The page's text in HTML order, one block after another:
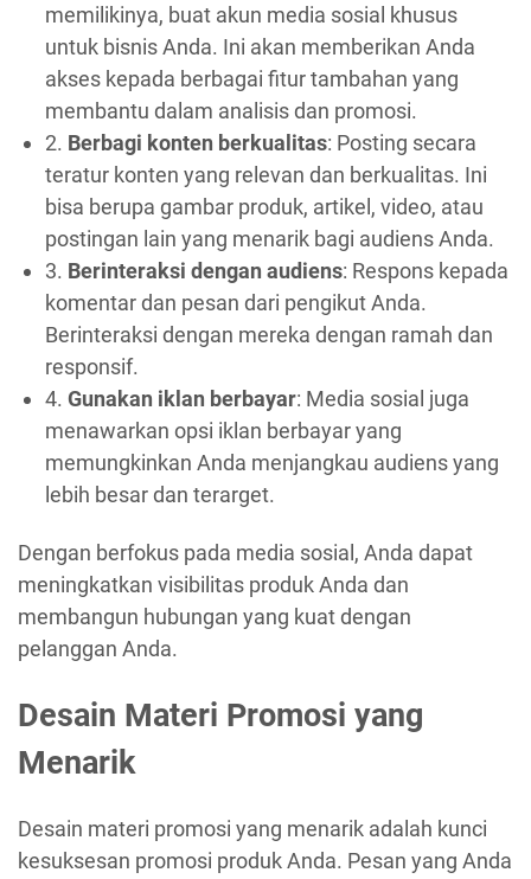
memilikinya, buat akun media sosial khusus
untuk bisnis Anda. Ini akan memberikan Anda
akses kepada berbagai fitur tambahan yang
membantu dalam analisis dan promosi.
2. Berbagi konten berkualitas: Posting secara
teratur konten yang relevan dan berkualitas. Ini
bisa berupa gambar produk, artikel, video, atau
postingan lain yang menarik bagi audiens Anda.
3. Berinteraksi dengan audiens: Respons kepada
komentar dan pesan dari pengikut Anda.
Berinteraksi dengan mereka dengan ramah dan
responsif.
4. Gunakan iklan berbayar: Media sosial juga
menawarkan opsi iklan berbayar yang
memungkinkan Anda menjangkau audiens yang
lebih besar dan terarget.
Dengan berfokus pada media sosial, Anda dapat
meningkatkan visibilitas produk Anda dan
membangun hubungan yang kuat dengan
pelanggan Anda.
Desain Materi Promosi yang
Menarik
Desain materi promosi yang menarik adalah kunci
kesuksesan promosi produk Anda. Pesan yang Anda